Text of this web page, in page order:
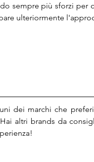
sempre più sforzi per
ulteriormente
dei marchi che
altri brands da